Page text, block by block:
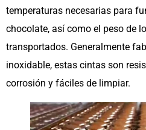
temperaturas necesarias para
chocolate, así como el peso de
transportados. Generalmente
inoxidable, estas cintas son
corrosión y fáciles de limpiar.